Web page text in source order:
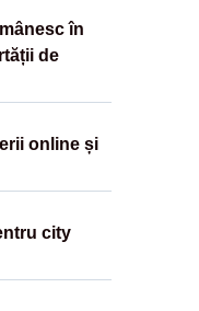
în
de
online și
city